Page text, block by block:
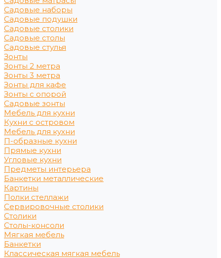
Садовые наборы
Садовые подушки
Садовые столики
Садовые столы
Садовые стулья
Зонты
Зонты 2 метра
Зонты 3 метра
Зонты для кафе
Зонты с опорой
Садовые зонты
Мебель для кухни
Кухни с островом
Мебель для кухни
П-образные кухни
Прямые кухни
Угловые кухни
Предметы интерьера
Банкетки металлические
Картины
Полки стеллажи
Сервировочные столики
Столики
Столы-консоли
Мягкая мебель
Банкетки
Классическая мягкая мебель